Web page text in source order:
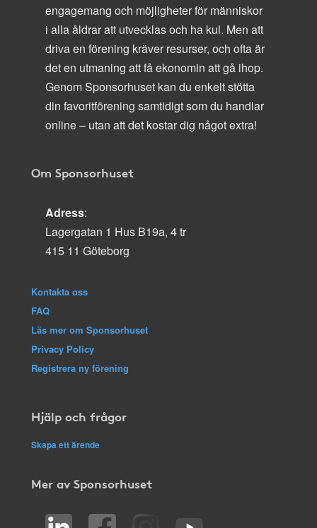
engagemang och möjligheter för människor
i alla åldrar att utvecklas och ha kul. Men att
driva en förening kräver resurser, och ofta är
det en utmaning att få ekonomin att gå ihop.
Genom Sponsorhuset kan du enkelt stötta
din favoritförening samtidigt som du handlar
online – utan att det kostar dig något extra!
Om Sponsorhuset
Adress:
Lagergatan 1 Hus B19a, 4 tr
415 11 Göteborg
Kontakta oss
FAQ
Läs mer om Sponsorhuset
Privacy Policy
Registrera ny förening
Hjälp och frågor
Skapa ett ärende
Mer av Sponsorhuset